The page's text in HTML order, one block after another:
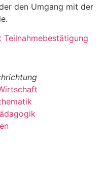
den Umgang mit der